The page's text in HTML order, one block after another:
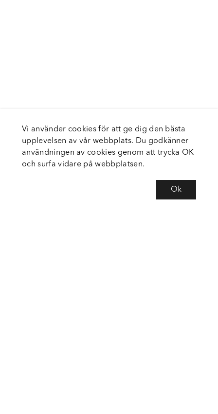
Vi använder cookies för att ge dig den bästa
upplevelsen av vår webbplats. Du godkänner
användningen av cookies genom att trycka OK
och surfa vidare på webbplatsen.
Ok